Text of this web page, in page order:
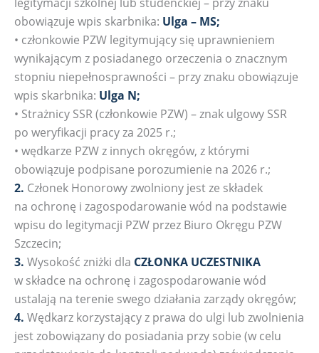
obowiązuje wpis skarbnika: Ulga – MS;
• członkowie PZW legitymujący się uprawnieniem
wynikającym z posiadanego orzeczenia o znacznym
stopniu niepełnosprawności – przy znaku obowiązuje
wpis skarbnika: Ulga N;
• Strażnicy SSR (członkowie PZW) – znak ulgowy SSR
po weryfikacji pracy za 2025 r.;
• wędkarze PZW z innych okręgów, z którymi
obowiązuje podpisane porozumienie na 2026 r.;
2. Członek Honorowy zwolniony jest ze składek
na ochronę i zagospodarowanie wód na podstawie
wpisu do legitymacji PZW przez Biuro Okręgu PZW
Szczecin;
3. Wysokość zniżki dla CZŁONKA UCZESTNIKA
w składce na ochronę i zagospodarowanie wód
ustalają na terenie swego działania zarządy okręgów;
4. Wędkarz korzystający z prawa do ulgi lub zwolnienia
jest zobowiązany do posiadania przy sobie (w celu